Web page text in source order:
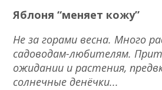
Яблоня “меняет кожу”
Не за горами весна. Много
садоводам-любителям.
ожидании и растения,
солнечные денёчки...